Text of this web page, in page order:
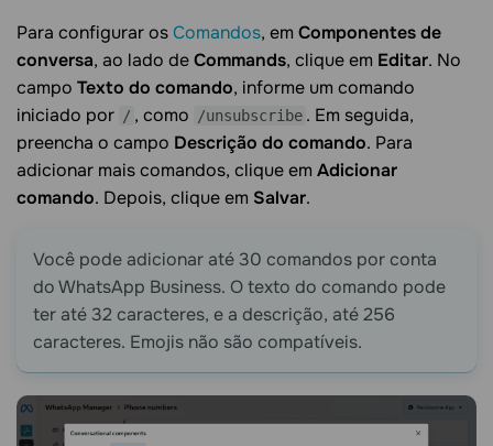
Para configurar osComandos, em Componentes de
conversa, ao lado deCommands, clique em Editar. No
campo Texto do comando, informe um comando
iniciado por / , como /unsubscribe . Em seguida,
preencha o campo Descrição do comando. Para
adicionar mais comandos, clique em Adicionar
comando. Depois, clique em Salvar.
Você pode adicionar até 30 comandos por conta
do WhatsApp Business. O texto do comando pode
ter até 32 caracteres, e a descrição, até 256
caracteres. Emojis não são compatíveis.